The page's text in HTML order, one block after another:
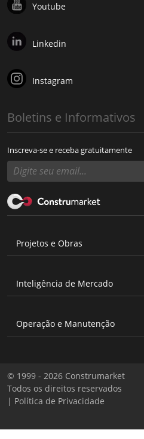
Youtube
Linkedin
Instagram
Boletins e Informativos
Inscreva-se e receba gratuitamente
Projetos e Obras
Inteligência de Mercado
Operação e Manutenção
© 1999 - 2026 Construmarket
Todos os direitos reservados
| Política de Privacidade